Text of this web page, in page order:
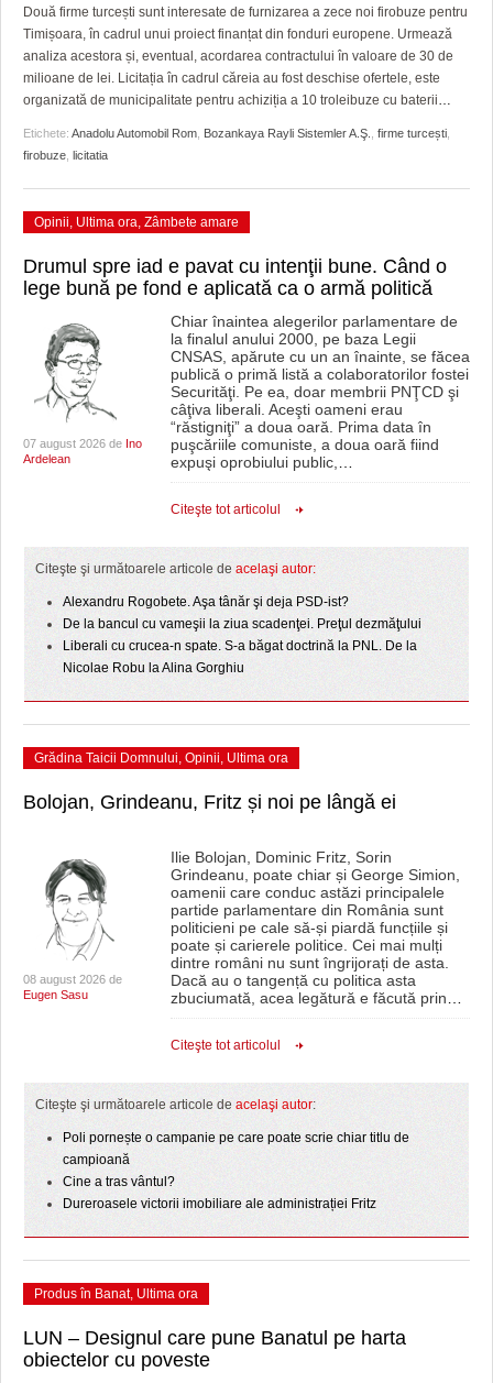
GRĂDINA TAICII DOMNULUI
ZIARISTU’ DE TERASĂ
CU OIŞTEA-N KIERKEGAARD
FINANŢĂRI DE LA A LA Z
PE SURSE
CRONICĂ DE FILM
UNDE MERGEM
FILME DOCUMENTARE
CLIPURI VIDEO
JOCURI ONLINE
ACCIDENTE
ANUNŢURI
INFO SI UTILE
CULTURA
INVATAMANT
JUSTITIE
FILME DOCUMENTARE
CLIPURI VIDEO
JOCURI ONLINE
DIVERSE
FARMACII DIN TIMIŞOARA
HARTA TIMIŞOAREI
LICEE, ŞCOLI ŞI GRĂDINIŢE DIN TIMIŞ
SFATUL MEDICULUI
Două firme turcești sunt interesate de furnizarea a zece noi firobuze pentru
Timișoara, în cadrul unui proiect finanțat din fonduri europene. Urmează
analiza acestora și, eventual, acordarea contractului în valoare de 30 de
milioane de lei. Licitația în cadrul căreia au fost deschise ofertele, este
organizată de municipalitate pentru achiziția a 10 troleibuze cu baterii…
Etichete: Anadolu Automobil Rom Bozankaya Rayli Sistemler A.Ş. firme turcești
firobuze
licitatia
Opinii, Ultima ora, Zâmbete amare
Drumul spre iad e pavat cu intenţii bune. Când o
lege bună pe fond e aplicată ca o armă politică
07 august 2026 de Ino
Ardelean
Chiar înaintea alegerilor parlamentare de
la finalul anului 2000, pe baza Legii
CNSAS, apărute cu un an înainte, se făcea
publică o primă listă a colaboratorilor fostei
Securităţi. Pe ea, doar membrii PNŢCD şi
câţiva liberali. Aceşti oameni erau
“răstigniţi” a doua oară. Prima data în
puşcăriile comuniste, a doua oară fiind
expuşi oprobiului public,…
Citeşte tot articolul
Citeşte şi următoarele articole de acelaşi autor:
Alexandru Rogobete. Aşa tânăr şi deja PSD-ist?
De la bancul cu vameşii la ziua scadenţei. Preţul dezmăţului
Liberali cu crucea-n spate. S-a băgat doctrină la PNL. De la
Nicolae Robu la Alina Gorghiu
Grădina Taicii Domnului, Opinii, Ultima ora
Bolojan, Grindeanu, Fritz și noi pe lângă ei
08 august 2026 de
Eugen Sasu
Ilie Bolojan, Dominic Fritz, Sorin
Grindeanu, poate chiar și George Simion,
oamenii care conduc astăzi principalele
partide parlamentare din România sunt
politicieni pe cale să-și piardă funcțiile și
poate și carierele politice. Cei mai mulți
dintre români nu sunt îngrijorați de asta.
Dacă au o tangență cu politica asta
zbuciumată, acea legătură e făcută prin…
Citeşte tot articolul
Citeşte şi următoarele articole de acelaşi autor:
Poli pornește o campanie pe care poate scrie chiar titlu de
campioană
Cine a tras vântul?
Dureroasele victorii imobiliare ale administrației Fritz
Produs în Banat, Ultima ora
LUN – Designul care pune Banatul pe harta
obiectelor cu poveste